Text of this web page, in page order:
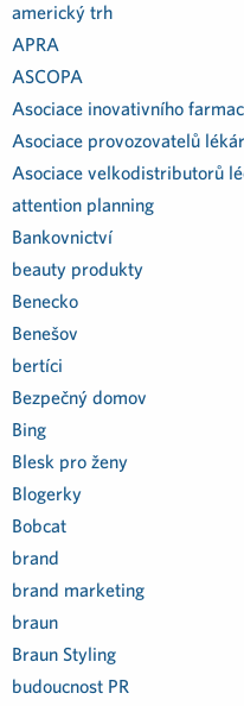
americký trh
APRA
ASCOPA
Asociace inovativního
Asociace provozovatelů
Asociace velkodistributorů
attention planning
Bankovnictví
beauty produkty
Benecko
Benešov
bertíci
Bezpečný domov
Bing
Blesk pro ženy
Blogerky
Bobcat
brand
brand marketing
braun
Braun Styling
budoucnost PR